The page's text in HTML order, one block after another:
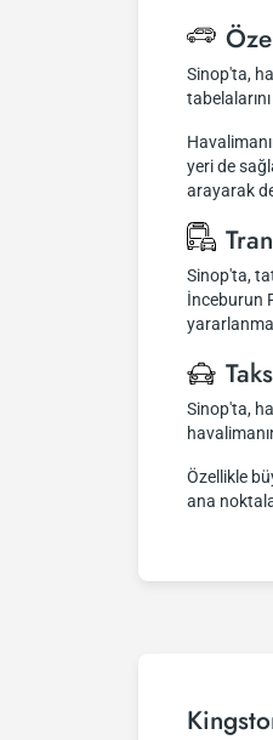
Sinop'ta,
yeri de
arayarak
Sinop'ta,
İnceburun
Sinop'ta,
Özellikle
ana